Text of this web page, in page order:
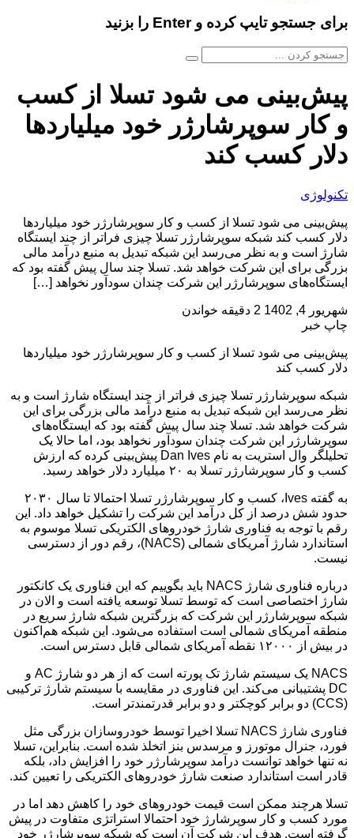
برای جستجو تایپ کرده و Enter را بزنید
پیش‌بینی می‌ شود تسلا از کسب
و کار سوپرشارژر خود میلیاردها
دلار کسب کند
تکنولوژی
پیش‌بینی می‌ شود تسلا از کسب و کار سوپرشارژر خود میلیاردها
دلار کسب کند شبکه سوپرشارژر تسلا چیزی فراتر از چند ایستگاه
شارژ است و به نظر می‌رسد این شبکه تبدیل به منبع درآمد مالی
بزرگی برای این شرکت خواهد شد. تسلا چند سال پیش گفته بود که
ایستگاه‌های سوپرشارژر این شرکت چندان سودآور نخواهد […]
شهریور 4, 1402
2 دقیقه خواندن
چاپ خبر
پیش‌بینی می‌ شود تسلا از کسب و کار سوپرشارژر خود میلیاردها
دلار کسب کند
شبکه سوپرشارژر تسلا چیزی فراتر از چند ایستگاه شارژ است و به
نظر می‌رسد این شبکه تبدیل به منبع درآمد مالی بزرگی برای این
شرکت خواهد شد. تسلا چند سال پیش گفته بود که ایستگاه‌های
سوپرشارژر این شرکت چندان سودآور نخواهد بود، اما حالا یک
تحلیلگر وال استریت به نام Dan Ives پیش‌بینی کرده که ارزش
کسب و کار سوپرشارژر تسلا به ۲۰ میلیارد دلار خواهد رسید.
به گفته Ives، کسب و کار سوپرشارژر تسلا احتمالا تا سال ۲۰۳۰
حدود شش درصد از کل درآمد این شرکت را تشکیل خواهد داد. این
رقم با توجه به فناوری شارژ خودروهای الکتریکی تسلا موسوم به
استاندارد شارژ آمریکای شمالی (NACS)، رقم دور از دسترسی
نیست.
درباره فناوری شارژ NACS باید بگوییم که این فناوری یک کانکتور
شارژ اختصاصی است که توسط تسلا توسعه یافته است و الان در
شبکه سوپرشارژر این شرکت که بزرگترین شبکه شارژ سریع در
منطقه آمریکای شمالی است استفاده می‌شود. این شبکه هم‌اکنون
در بیش از ۱۲۰۰۰ نقطه آمریکای شمالی قابل دسترس است.
NACS یک سیستم شارژ تک پورته است که از هر دو شارژ AC و
DC پشتیبانی می‌کند. این فناوری در مقایسه با سیستم شارژ ترکیبی
(CCS) دو برابر کوچکتر و دو برابر قدرتمندتر است.
فناوری شارژ NACS تسلا اخیرا توسط خودروسازان بزرگی مثل
فورد، جنرال موتورز و مرسدس بنز اتخلذ شده است. بنابراین، تسلا
نه تنها خواهد توانست درآمد سوپرشارژر خود را افزایش داد، بلکه
قادر است استاندارد صنعت شارژ خودروهای الکتریکی را تعیین کند.
تسلا هرچند ممکن است قیمت خودروهای خود را کاهش دهد اما در
مورد کسب و کار سوپرشارژ خود احتمالا استراتژی متفاوت در پیش
گرفته است. هدف این شرکت آن است که شبکه سوپرشارژر خود